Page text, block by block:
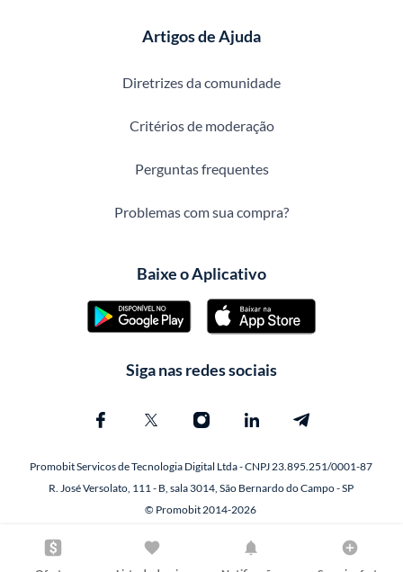
Artigos de Ajuda
Diretrizes da comunidade
Critérios de moderação
Perguntas frequentes
Problemas com sua compra?
Baixe o Aplicativo
Siga nas redes sociais
Promobit Servicos de Tecnologia Digital Ltda - CNPJ 23.895.251/0001-87
R. José Versolato, 111 - B, sala 3014, São Bernardo do Campo - SP
© Promobit 2014-2026